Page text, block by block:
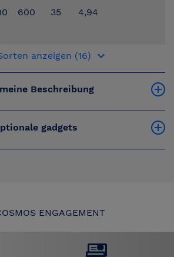
600 35 4,94
anzeigen (16) keyboard_arrow_down
Beschreibung
gadgets
ENGAGEMENT